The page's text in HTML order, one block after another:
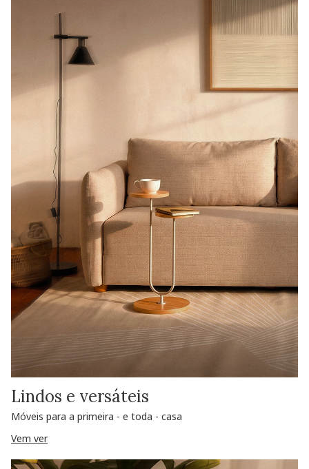
Lindos e versáteis
Móveis para a primeira - e toda - casa
Vem ver